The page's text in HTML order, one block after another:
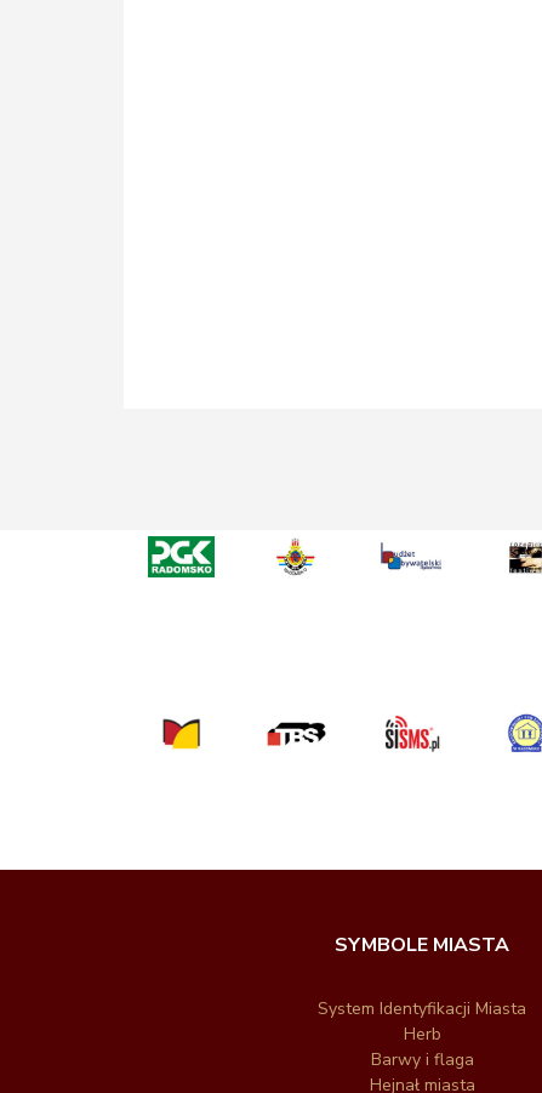
SYMBOLE MIASTA
System Identyfikacji Miasta
Herb
Barwy i flaga
Hejnał miasta